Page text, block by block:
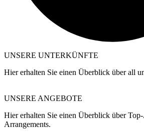
UNSERE UNTERKÜNFTE
Hier erhalten Sie einen Überblick über all
UNSERE ANGEBOTE
Hier erhalten Sie einen Überblick über
Arrangements.